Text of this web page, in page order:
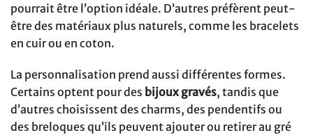
pourrait être l’option idéale. D’autres préfèrent peut-
être des matériaux plus naturels, comme les bracelets
en cuir ou en coton.
La personnalisation prend aussi différentes formes.
Certains optent pour des bijoux gravés, tandis que
d’autres choisissent des charms, des pendentifs ou
des breloques qu’ils peuvent ajouter ou retirer au gré